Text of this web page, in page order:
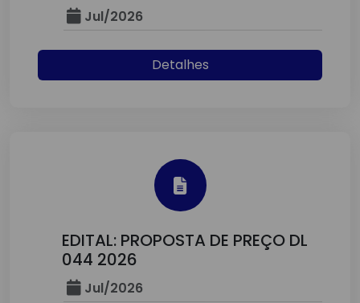
Jul/2026
Detalhes
EDITAL: PROPOSTA DE PREÇO DL
044 2026
Jul/2026